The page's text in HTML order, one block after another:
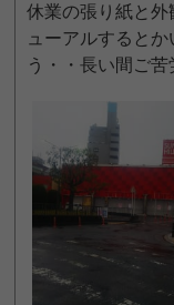
休業の張り紙と
ューアルすると
う・・長い間ご苦